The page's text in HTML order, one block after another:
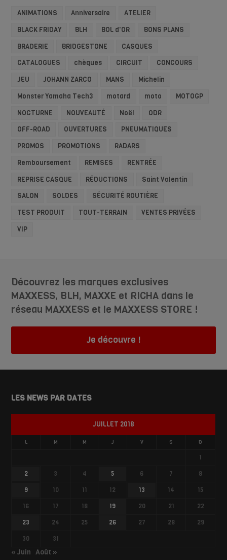
ANIMATIONS Anniversaire
ATELIER
BLACK FRIDAY
BLH BOL d'OR
BONS PLANS
BRADERIE
BRIDGESTONE
CASQUES
CATALOGUES
chèques CIRCUIT
CONCOURS
JEU
JOHANN ZARCO MANS
Michelin
Monster Yamaha Tech3
motard moto
MOTOGP
NOCTURNE
NOUVEAUTÉ Noël
ODR
OFF-ROAD
OUVERTURES
PNEUMATIQUES
PROMOS
PROMOTIONS
RADARS
Remboursement
REMISES
RENTRÉE
REPRISE CASQUE
RÉDUCTIONS
Saint Valentin
SALON
SOLDES
SÉCURITÉ ROUTIÈRE
TEST PRODUIT
TOUT-TERRAIN
VENTES PRIVÉES
VIP
Découvrez les marques exclusives
MAXXESS, BLH, MAXXE et RICHA dans le
réseau MAXXESS et le MAXXESS STORE !
Je découvre !
LES NEWS PAR DATES
JUILLET 2018
L M M J V S D
1
2
3 4 5 6 7
8
9
10 11 12 13 14
15
16
17 18 19 20 21
22
23
24 25 26 27 28
29
30
31
« Juin Août »